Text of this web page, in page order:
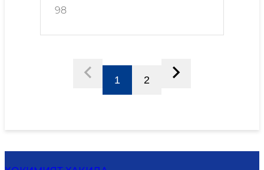
98
1 2